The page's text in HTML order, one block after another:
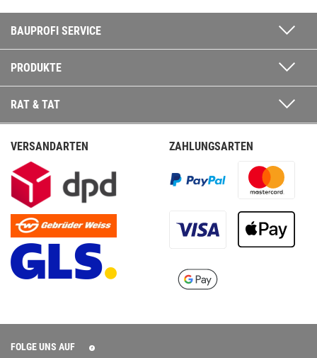
BAUPROFI SERVICE
PRODUKTE
RAT & TAT
VERSANDARTEN ZAHLUNGSARTEN
FOLGE UNS AUF